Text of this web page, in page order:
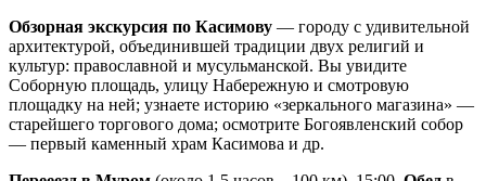
Обзорная экскурсия по Касимову — городу с удивительной
архитектурой, объединившей традиции двух религий и
культур: православной и мусульманской. Вы увидите
Соборную площадь, улицу Набережную и смотровую
площадку на ней; узнаете историю «зеркального магазина» —
старейшего торгового дома; осмотрите Богоявленский собор
— первый каменный храм Касимова и др.